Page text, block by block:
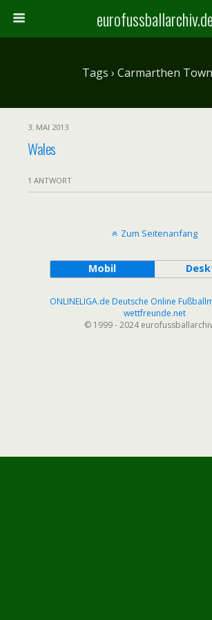
eurofussballarchiv.de
Tags › Carmarthen
3. MAI 2013
Wales
1 ANTWORT
Zum Seitenanfang
Mobil
ONLINELIGA.de Deutsche Online
wettfreunde.net
© 1999 - 2024